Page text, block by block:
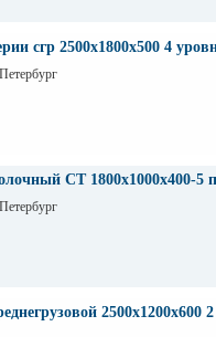
сгр 2500х1800х500 4
СТ 1800х1000х400-5
2500х1200х600